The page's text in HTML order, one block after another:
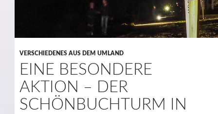
VERSCHIEDENES AUS DEM UMLAND
EINE BESONDERE
AKTION – DER
SCHÖNBUCHTURM IN